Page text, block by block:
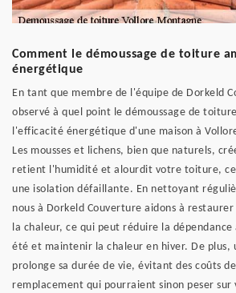
Comment le démoussage de toiture
énergétique
En tant que membre de l'équipe de Dorkeld
observé à quel point le démoussage de
l'efficacité énergétique d'une maison à
Les mousses et lichens, bien que naturels,
retient l'humidité et alourdit votre toiture,
une isolation défaillante. En nettoyant
nous à Dorkeld Couverture aidons à
la chaleur, ce qui peut réduire la
été et maintenir la chaleur en hiver. De
prolonge sa durée de vie, évitant des coûts
remplacement qui pourraient sinon peser